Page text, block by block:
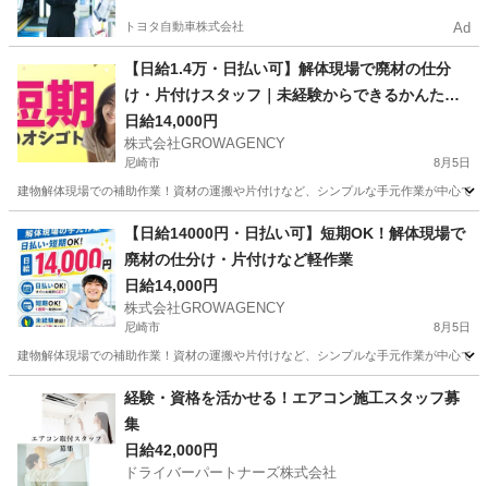
トヨタ自動車株式会社 Ad
【日給1.4万・日払い可】解体現場で廃材の仕分
け・片付けスタッフ｜未経験からできるかんたん
作業
日給14,000円
株式会社GROWAGENCY
尼崎市 8月5日
建物解体現場での補助作業！資材の運搬や片付けなど、シンプルな手元作業が中心で
その他
【日給14000円・日払い可】短期OK！解体現場で
廃材の仕分け・片付けなど軽作業
日給14,000円
株式会社GROWAGENCY
尼崎市 8月5日
建物解体現場での補助作業！資材の運搬や片付けなど、シンプルな手元作業が中心で
その他 廃材
経験・資格を活かせる！エアコン施工スタッフ募
集
日給42,000円
ドライバーパートナーズ株式会社